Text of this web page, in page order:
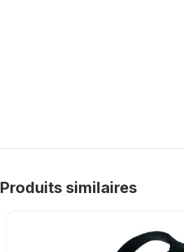
Produits similaires